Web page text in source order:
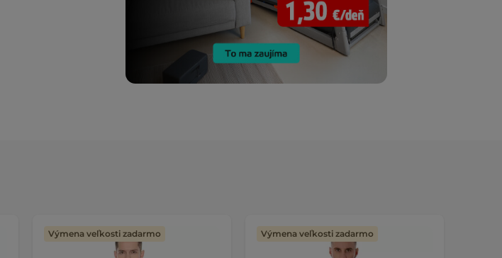
Výmena veľkosti zadarmo Výmena veľkosti zadarmo